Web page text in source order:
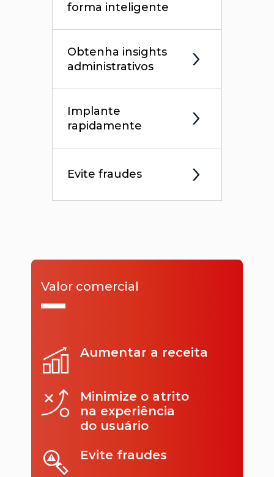
forma inteligente
Obtenha insights
administrativos
Implante
rapidamente
Evite fraudes
Valor comercial
Aumentar a receita
Minimize o atrito
na experiência
do usuário
Evite fraudes